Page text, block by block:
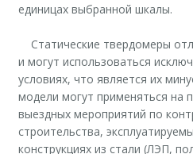
единицах выбранной шкалы.
Статические твердомеры
и могут использоваться
условиях, что является их
модели могут применяться на
выездных мероприятий по
строительства,
конструкциях из стали (ЛЭП,